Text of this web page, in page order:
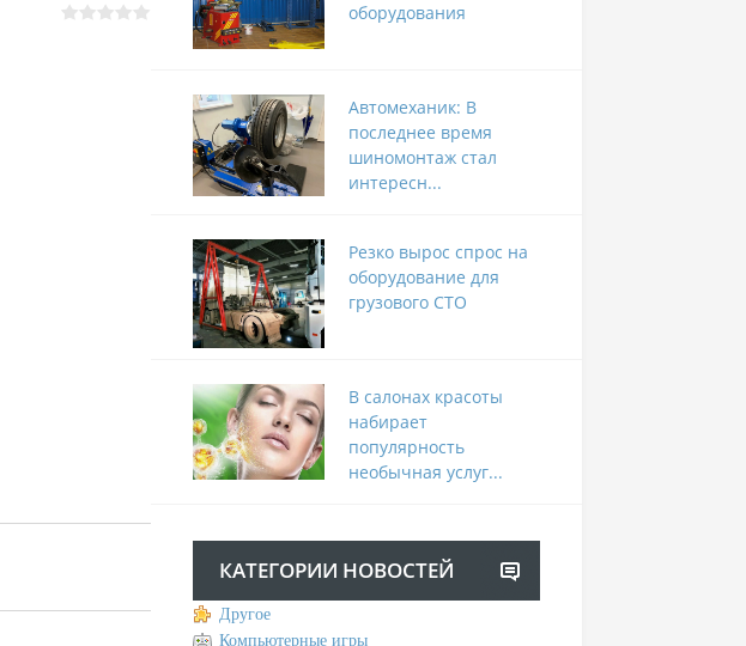
оборудования
Автомеханик: В
последнее время
шиномонтаж стал
интересн...
Резко вырос спрос на
оборудование для
грузового СТО
В салонах красоты
набирает
популярность
необычная услуг...
КАТЕГОРИИ НОВОСТЕЙ
Другое
Компьютерные игры